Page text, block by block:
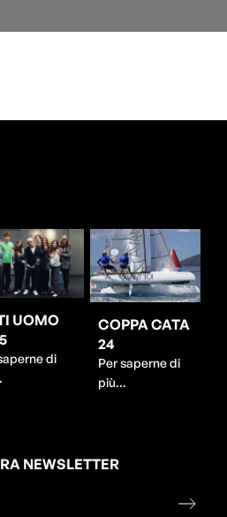
UOMO
di
COPPA CATA
24
Per saperne di
più...
NEWSLETTER